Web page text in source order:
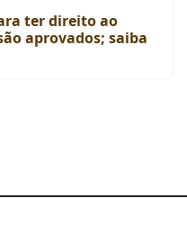
ter direito ao
aprovados; saiba